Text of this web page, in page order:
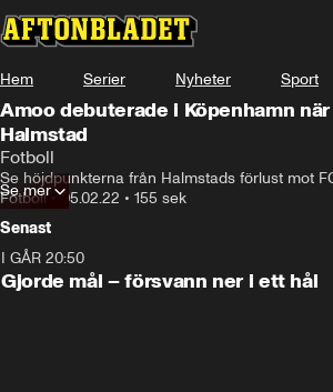
Hem Serier Nyheter Sport
Amoo debuterade i Köpenhamn
Halmstad
Fotboll
Se höjdpunkterna från Halmstads förlust mot
Fotboll•05.02.22 • 155 sek
Se mer
Senast
I GÅR 20:50
Gjorde mål – försvann ner i ett hål